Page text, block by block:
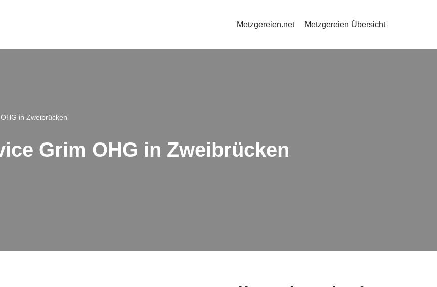
Metzgereien.net Metzgereien Übersicht
in Zweibrücken
Grim OHG in Zweibrücken